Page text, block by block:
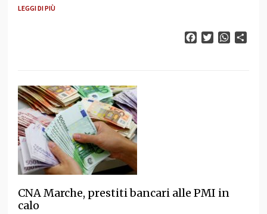
LEGGI DI PIÙ
FacebookTwitter
CNA Marche, prestiti bancari alle PMI in
calo